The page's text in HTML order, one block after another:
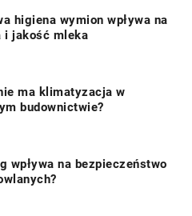
higiena wymion wpływa na
i jakość mleka
ma klimatyzacja w
budownictwie?
wpływa na bezpieczeństwo